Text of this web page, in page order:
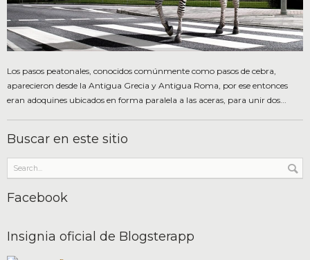
Los pasos peatonales, conocidos comúnmente como pasos de cebra,
aparecieron desde la Antigua Grecia y Antigua Roma, por ese entonces
eran adoquines ubicados en forma paralela a las aceras, para unir dos...
Buscar en este sitio
Facebook
Insignia oficial de Blogsterapp